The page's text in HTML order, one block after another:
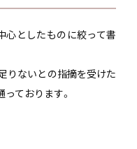
心としたものに絞って書
りないとの指摘を受けた
ております。